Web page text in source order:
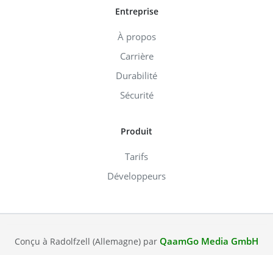
Entreprise
À propos
Carrière
Durabilité
Sécurité
Produit
Tarifs
Développeurs
Conçu à Radolfzell (Allemagne) par QaamGo Media GmbH